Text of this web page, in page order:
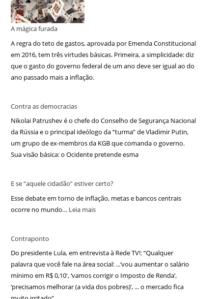
A mágica furada
A regra do teto de gastos, aprovada por Emenda Constitucional
em 2016, tem três virtudes básicas. Primeira, a simplicidade: diz
que o gasto do governo federal de um ano deve ser igual ao do
ano passado mais a inflação.
Contra as democracias
Nikolai Patrushev é o chefe do Conselho de Segurança Nacional
da Rússia e o principal ideólogo da “turma” de Vladimir Putin,
um grupo de ex-membros da KGB que comanda o governo.
Sua visão básica: o Ocidente pretende esma
E se “aquele cidadão” estiver certo?
Esse debate em torno de inflação, metas e bancos centrais
ocorre no mundo… Leia mais
Contraponto
Do presidente Lula, em entrevista à Rede TV!: “Qualquer
palavra que você fale na área social: ...‘vou aumentar o salário
mínimo em R$ 0,10′, ‘vamos corrigir o Imposto de Renda’,
‘precisamos melhorar (a vida dos pobres)’, ... o mercado fica